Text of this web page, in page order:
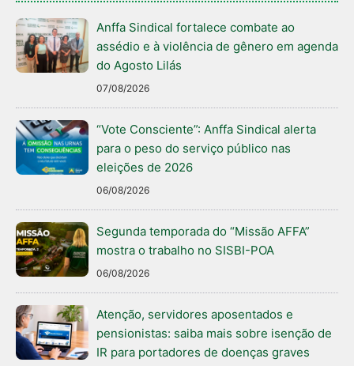
Anffa Sindical fortalece combate ao
assédio e à violência de gênero em agenda
do Agosto Lilás
07/08/2026
“Vote Consciente”: Anffa Sindical alerta
para o peso do serviço público nas
eleições de 2026
06/08/2026
Segunda temporada do “Missão AFFA”
mostra o trabalho no SISBI-POA
06/08/2026
Atenção, servidores aposentados e
pensionistas: saiba mais sobre isenção de
IR para portadores de doenças graves